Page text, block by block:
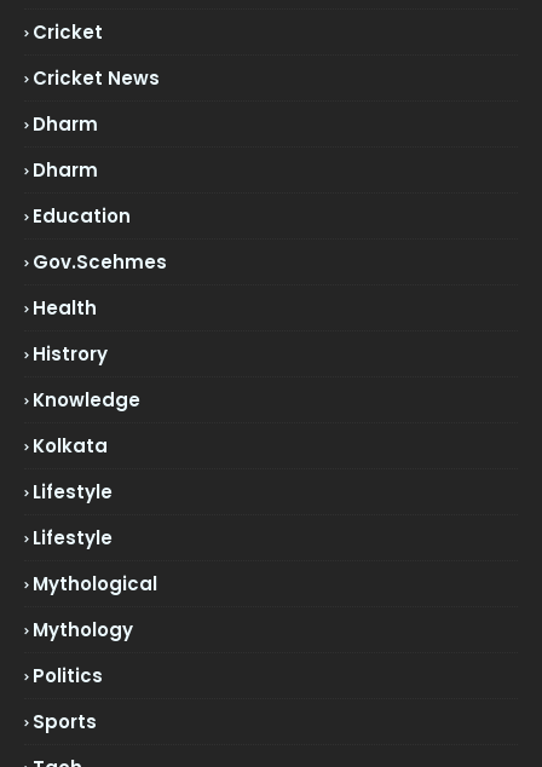
Cricket
Cricket News
Dharm
Dharm
Education
Gov.scehmes
Health
Histrory
Knowledge
Kolkata
Lifestyle
Lifestyle
Mythological
Mythology
Politics
Sports